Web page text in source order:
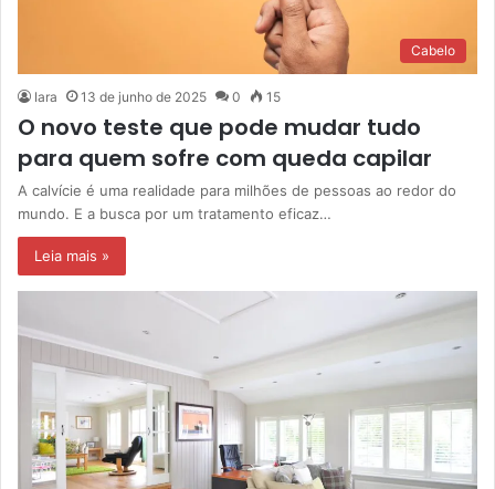
Cabelo
Iara 13 de junho de 2025 0 15
O novo teste que pode mudar tudo
para quem sofre com queda capilar
A calvície é uma realidade para milhões de pessoas ao redor do
mundo. E a busca por um tratamento eficaz…
Leia mais »